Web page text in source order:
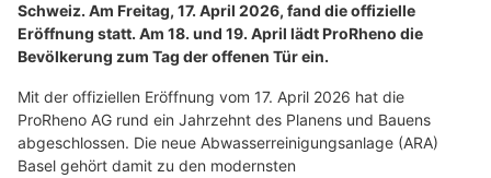
Schweiz. Am Freitag, 17. April 2026, fand die offizielle
Eröffnung statt. Am 18. und 19. April lädt ProRheno die
Bevölkerung zum Tag der offenen Tür ein.
Mit der offiziellen Eröffnung vom 17. April 2026 hat die
ProRheno AG rund ein Jahrzehnt des Planens und Bauens
abgeschlossen. Die neue Abwasserreinigungsanlage (ARA)
Basel gehört damit zu den modernsten